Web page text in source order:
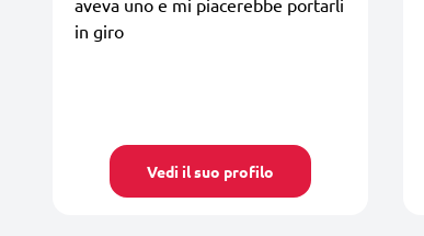
aveva uno e mi piacerebbe portarli
in giro
Vedi il suo profilo